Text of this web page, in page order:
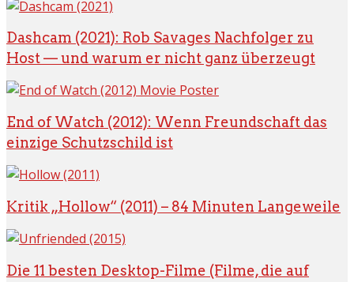
Dashcam (2021): Rob Savages Nachfolger zu
Host — und warum er nicht ganz überzeugt
End of Watch (2012): Wenn Freundschaft das
einzige Schutzschild ist
Kritik „Hollow“ (2011) – 84 Minuten Langeweile
Die 11 besten Desktop-Filme (Filme, die auf